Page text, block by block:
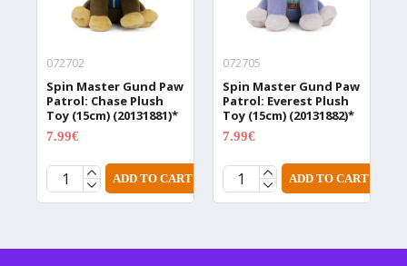
072702
Spin Master Gund Paw
Patrol: Chase Plush
Toy (15cm) (20131881)*
7.99€
ADD TO CART
072705
Spin Master Gund Paw
Patrol: Everest Plush
Toy (15cm) (20131882)*
7.99€
ADD TO CART